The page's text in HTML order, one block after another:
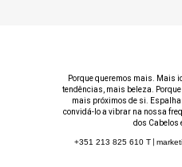
Porque queremos mais. Mais
tendências, mais beleza.
mais próximos de si.
convidá-lo a vibrar na nossa
dos Cabelos
+351 213 825 610 T|